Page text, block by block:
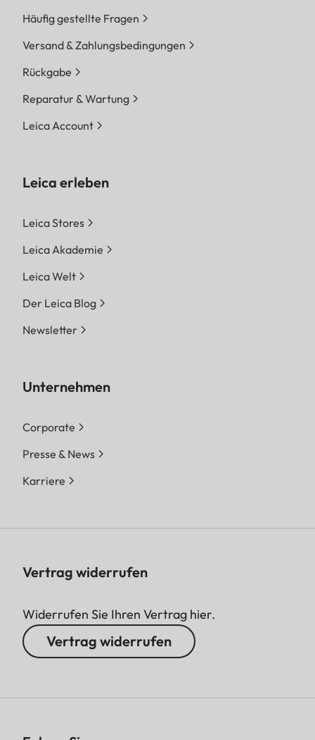
Häufig gestellte Fragen
Versand & Zahlungsbedingungen
Rückgabe
Reparatur & Wartung
Leica Account
Leica erleben
Leica Stores
Leica Akademie
Leica Welt
Der Leica Blog
Newsletter
Unternehmen
Corporate
Presse & News
Karriere
Vertrag widerrufen
Widerrufen Sie Ihren Vertrag hier.
Vertrag widerrufen